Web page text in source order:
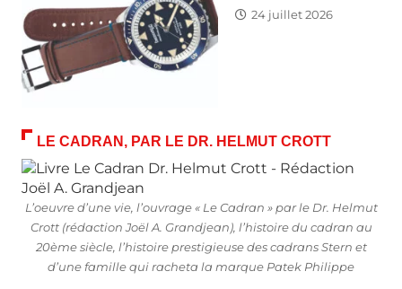
24 juillet 2026
LE CADRAN, PAR LE DR. HELMUT CROTT
L’oeuvre d’une vie, l’ouvrage « Le Cadran » par le Dr. Helmut
Crott (rédaction Joël A. Grandjean), l’histoire du cadran au
20ème siècle, l’histoire prestigieuse des cadrans Stern et
d’une famille qui racheta la marque Patek Philippe